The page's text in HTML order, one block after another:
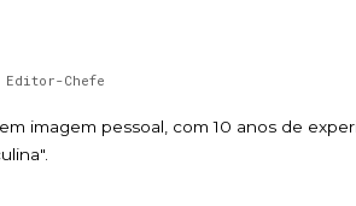
Editor-Chefe
imagem pessoal, com 10 anos de